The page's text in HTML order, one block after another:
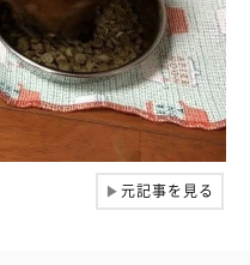
▶元記事を見る